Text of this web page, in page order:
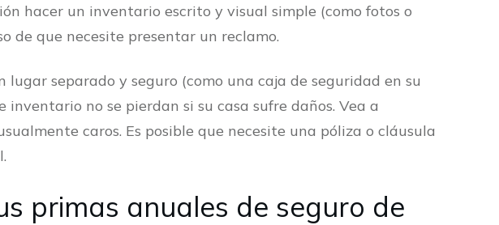
hacer un inventario escrito y visual simple (como fotos o
de que necesite presentar un reclamo.
lugar separado y seguro (como una caja de seguridad en su
inventario no se pierdan si su casa sufre daños. Vea a
caros. Es posible que necesite una póliza o cláusula
primas anuales de seguro de